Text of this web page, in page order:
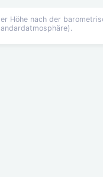
Höhe nach der